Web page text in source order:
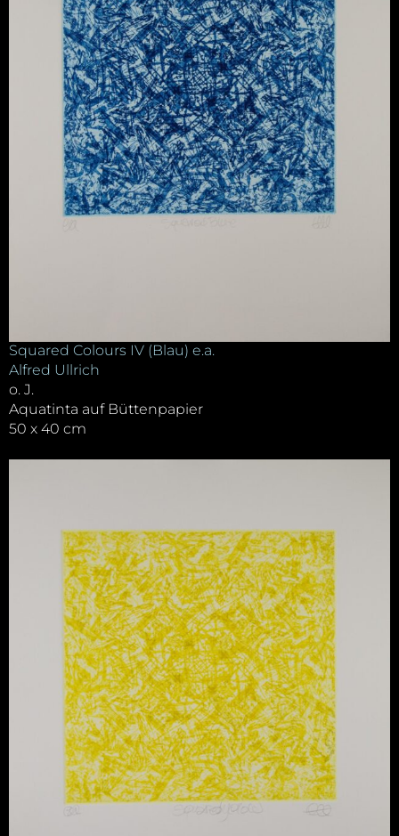
Squared Colours IV (Blau) e.a.
Alfred Ullrich
o. J.
Aquatinta auf Büttenpapier
50 x 40 cm